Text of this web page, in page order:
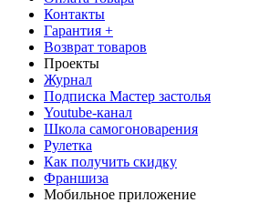
Контакты
Гарантия +
Возврат товаров
Проекты
Журнал
Подписка Мастер застолья
Youtube-канал
Школа самогоноварения
Рулетка
Как получить скидку
Франшиза
Мобильное приложение